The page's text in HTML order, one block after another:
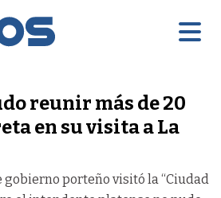
reunir más de 20
en su visita a La
gobierno porteño visitó la “Ciudad